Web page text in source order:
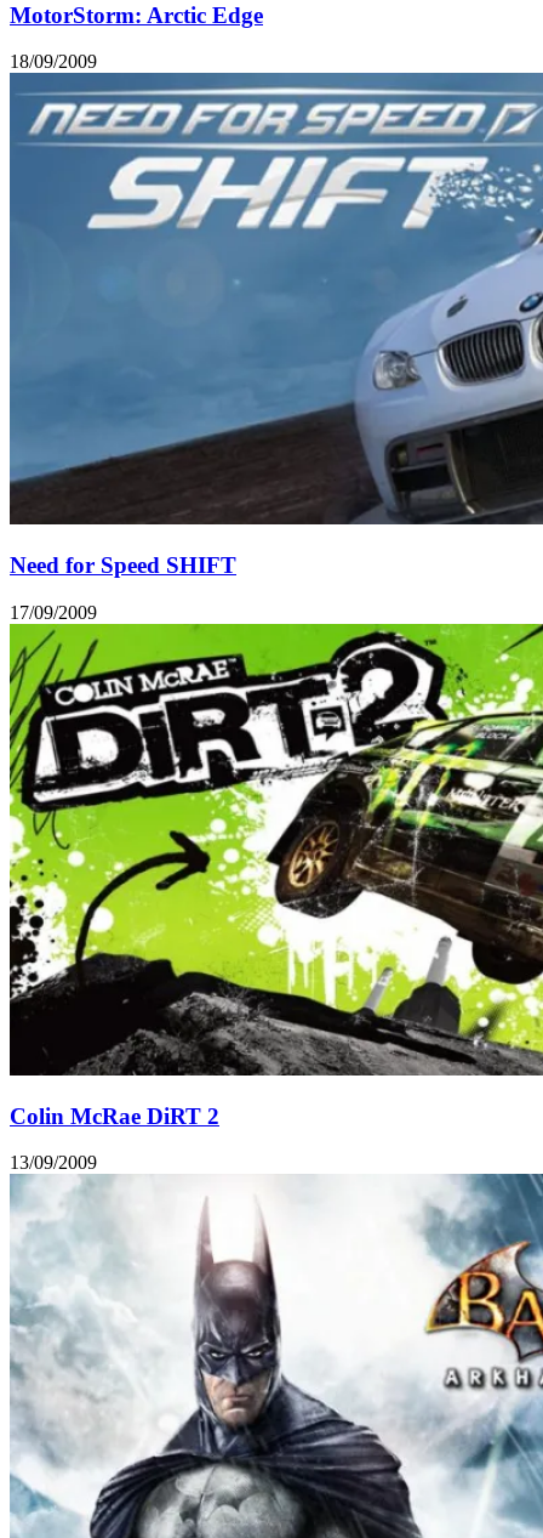
MotorStorm: Arctic Edge
18/09/2009
Need for Speed SHIFT
17/09/2009
Colin McRae DiRT 2
13/09/2009